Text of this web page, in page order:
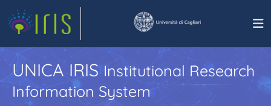
UNICA IRISInstitutional Research
Information System